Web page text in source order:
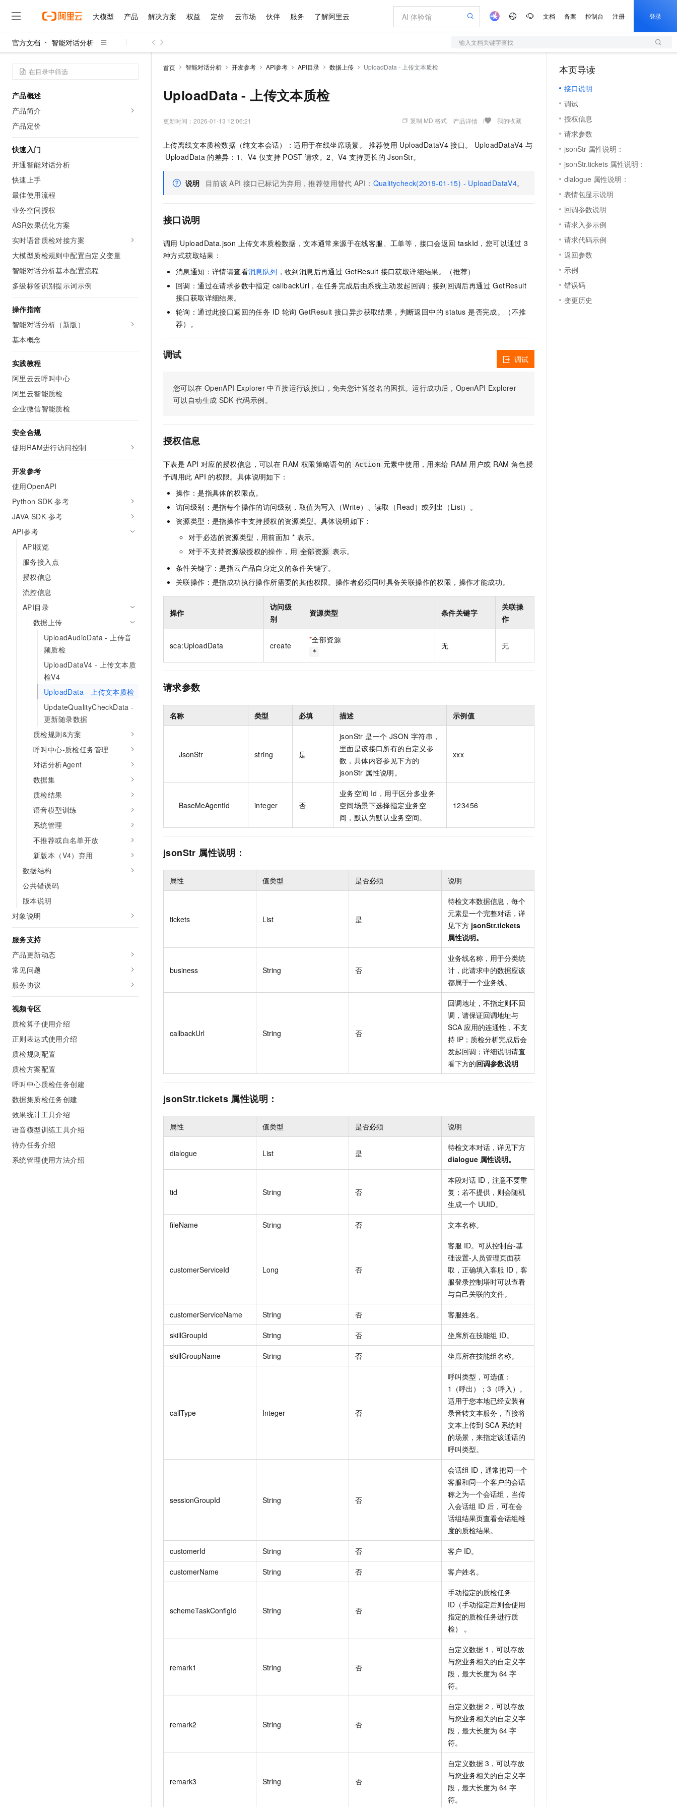
大模型 产品 解决方案 权益 定价 云市场 伙伴 服务 了解阿里云 文档 备案 控制台 注册 登录
官方文档 智能对话分析 输入文档关键字查找
产品概述
产品简介
产品定价
快速入门
开通智能对话分析
快速上手
最佳使用流程
业务空间授权
ASR效果优化方案
实时语音质检对接方案
大模型质检规则中配置自定义变量
智能对话分析基本配置流程
多级标签识别提示词示例
操作指南
智能对话分析（新版）
基本概念
实践教程
阿里云云呼叫中心
阿里云智能质检
企业微信智能质检
安全合规
使用RAM进行访问控制
开发参考
使用OpenAPI
Python SDK 参考
JAVA SDK 参考
API参考
API概览
服务接入点
授权信息
流控信息
API目录
数据上传
UploadAudioData - 上传音
频质检
UploadDataV4 - 上传文本质
检V4
UploadData - 上传文本质检
UpdateQualityCheckData -
更新随录数据
质检规则&方案
呼叫中心-质检任务管理
对话分析Agent
数据集
质检结果
语音模型训练
系统管理
不推荐或白名单开放
新版本（V4）弃用
数据结构
公共错误码
版本说明
对象说明
服务支持
产品更新动态
常见问题
服务协议
视频专区
质检算子使用介绍
正则表达式使用介绍
质检规则配置
质检方案配置
呼叫中心质检任务创建
数据集质检任务创建
效果统计工具介绍
语音模型训练工具介绍
待办任务介绍
系统管理使用方法介绍
首页 智能对话分析 开发参考 API参考 API目录 数据上传 UploadData - 上传文本质检
UploadData - 上传文本质检
更新时间： 2026-01-13 12:06:21 复制 MD 格式 产品详情 我的收藏
上传离线文本质检数据（纯文本会话）：适用于在线坐席场景。 推荐使用 UploadDataV4 接口。 UploadDataV4 与
UploadData 的差异：1、V4 仅支持 POST 请求。2、V4 支持更长的 JsonStr。
说明 目前该 API 接口已标记为弃用，推荐使用替代 API： Qualitycheck(2019-01-15) - UploadDataV4。
接口说明
调用 UploadData.json 上传文本质检数据，文本通常来源于在线客服、工单等，接口会返回 taskId，您可以通过 3
种方式获取结果：
消息通知：详情请查看消息队列 ，收到消息后再通过 GetResult 接口获取详细结果。（推荐）
回调：通过在请求参数中指定 callbackUrl，在任务完成后由系统主动发起回调；接到回调后再通过 GetResult
接口获取详细结果。
轮询：通过此接口返回的任务 ID 轮询 GetResult 接口异步获取结果，判断返回中的 status 是否完成。（不推
荐）。
调试
您可以在 OpenAPI Explorer 中直接运行该接口，免去您计算签名的困扰。运行成功后，OpenAPI Explorer
可以自动生成 SDK 代码示例。
调试
授权信息
下表是 API 对应的授权信息，可以在 RAM 权限策略语句的 Action 元素中使用，用来给 RAM 用户或 RAM 角色授
予调用此 API 的权限。具体说明如下：
操作：是指具体的权限点。
访问级别：是指每个操作的访问级别，取值为写入（Write）、读取（Read）或列出（List）。
资源类型：是指操作中支持授权的资源类型。具体说明如下：
对于必选的资源类型，用前面加 * 表示。
对于不支持资源级授权的操作，用 全部资源 表示。
条件关键字：是指云产品自身定义的条件关键字。
关联操作：是指成功执行操作所需要的其他权限。操作者必须同时具备关联操作的权限，操作才能成功。
操作
访问级
别
资源类型 条件关键字
关联操
作
sca:UploadData create
*全部资源
*
无 无
请求参数
名称 类型 必填 描述 示例值
JsonStr string 是
jsonStr 是一个 JSON 字符串，
里面是该接口所有的自定义参
数，具体内容参见下方的
jsonStr 属性说明。
xxx
BaseMeAgentId integer 否
业务空间 Id，用于区分多业务
空间场景下选择指定业务空
间，默认为默认业务空间。
123456
jsonStr 属性说明：
属性 值类型 是否必须 说明
tickets List 是
待检文本数据信息，每个
元素是一个完整对话，详
见下方 jsonStr.tickets
属性说明。
business String 否
业务线名称，用于分类统
计，此请求中的数据应该
都属于一个业务线。
callbackUrl String 否
回调地址，不指定则不回
调，请保证回调地址与
SCA 应用的连通性，不支
持 IP；质检分析完成后会
发起回调；详细说明请查
看下方的回调参数说明
jsonStr.tickets 属性说明：
属性 值类型 是否必须 说明
dialogue List 是
待检文本对话，详见下方
dialogue 属性说明。
tid String 否
本段对话 ID，注意不要重
复；若不提供，则会随机
生成一个 UUID。
fileName String 否 文本名称。
customerServiceId Long 否
客服 ID。可从控制台-基
础设置-人员管理页面获
取，正确填入客服 ID，客
服登录控制塔时可以查看
与自己关联的文件。
customerServiceName String 否 客服姓名。
skillGroupId String 否 坐席所在技能组 ID。
skillGroupName String 否 坐席所在技能组名称。
callType Integer 否
呼叫类型，可选值：
1（呼出）；3（呼入）。
适用于您本地已经安装有
录音转文本服务，直接将
文本上传到 SCA 系统时
的场景，来指定该通话的
呼叫类型。
sessionGroupId String 否
会话组 ID，通常把同一个
客服和同一个客户的会话
称之为一个会话组，当传
入会话组 ID 后，可在会
话组结果页查看会话组维
度的质检结果。
customerId String 否 客户 ID。
customerName String 否 客户姓名。
schemeTaskConfigId String 否
手动指定的质检任务
ID（手动指定后则会使用
指定的质检任务进行质
检） 。
remark1 String 否
自定义数据 1，可以存放
与您业务相关的自定义字
段，最大长度为 64 字
符。
remark2 String 否
自定义数据 2，可以存放
与您业务相关的自定义字
段，最大长度为 64 字
符。
remark3 String 否
自定义数据 3，可以存放
与您业务相关的自定义字
段，最大长度为 64 字
符。
本页导读
接口说明
调试
授权信息
请求参数
jsonStr 属性说明：
jsonStr.tickets 属性说明：
dialogue 属性说明：
表情包显示说明
回调参数说明
请求入参示例
请求代码示例
返回参数
示例
错误码
变更历史
大模型
千问AI平台 大模型服务平台百炼
Qwen3.8-Max HOT
Qwen3.7-Plus
Qwen3-VL-Plus
Kimi-K3 NEW
Deepseek-v4-pro HappyHorse-1.1-I2V
语音识别与合成
Qwen3-TTS-Flash
大模型服务
千问AI平台-Token Plan NEW
千问AI平台-模型体验
Happy 系列大模型
AI 应用构建
大模型服务平台百炼-应用模版
大模型原生应用
Qoder HOT 千问办公 NEW
一站式AI生产力平台
大模型解决方案
在企业官网、通讯软件中为客户提供 AI 客服 多种方案随心选，轻松解锁专属 DeepSeek 通过自然语言交互简化开发流程,全栈开发支持
产品
精选产品
计算
容器
存储
网络与CDN
安全
中间件
媒体服务
企业服务与云通信
域名与网站
终端用户计算
迁移与运维管理
精选产品
多元化、高性能、安全可靠的大模型服务
无影云电脑
随时随地安全接入的云上超级电脑
云解析DNS
覆盖公网/内网、递归/权威、移动APP等全场景解析服务
面向分析的企业级SaaS模式云数据仓库
提供智能易用的域名与建站服务
人工智能平台 PAI 大模型
一站式AI开发、训练和推理服务
基于千问大模型等，支持代码智能生成、研发智能问答
全托管，含MySQL、PostgreSQL、SQL Server、MariaDB多引擎
Qoder
面向真实软件的智能体编程平台
轻量应用服务器
数字证书管理服务（原SSL证书）
实现全站HTTPS，呈现可信的WEB访问
短信服务
大数据开发治理平台 DataWorks
解决方案
精选解决方案
互联网应用开发
大数据
现代化应用
安全
网络
可观测
上云与迁云
政企业务
精选解决方案
Hermes Agent，打造自进化智能体
自主进化，持久记忆，越用越聪明
快速拥有专属 OpenClaw
让AI从“聊天伙伴”进化为能干活的“数字员工”
5 分钟轻松部署专属 QwenPaw HOT
从聊天伙伴进化为能主动干活的本地数字员工
安装技能 GStack，拥有专属 AI 工程团队
一键购买专属联机服务器，轻松开启游戏
高效搭建 AI 智能体与工作流应用
以可视化方式快速构建移动和 PC 门户网站
Agency Agents：拥有专属领域专家
HappyHorse 打造一站式影视创作平台
漫剧工坊：一站式动画创作平台
快速生产连贯的高质量长漫剧
10 分钟搭建微信、支付宝小程序
高效部署网站，快速应用到小程序
权益 普惠上云
云服务器38元/年起，超值低价云产品抢先购
推荐新用户得奖励，单订单最高返9万
云工开物
高校专属算力普惠，学生认证享300元代金券
免费试用
最高领取价值200元试用点，立即开启云上创新
1亿+ 大模型 tokens 和 30+ 款产品免费体验
产品新客免费试用，最长12个月
大模型ACA认证体验
助力企业全员 AI 认知与能力提升
AI 特惠
至高享 1亿+免费 tokens，加速 Al 应用落地
Token Plan 模型订阅计划 NEW
Qwen3.8-Max 首发尝鲜，限时加量 10 倍，夜间低至2折
你的AI工作搭子，覆盖日常办公高频场景
夜间 5 折，Qwen/Meoo/TokenPlan 客户专享
AI 场景体验
从图文生成到视频创作，一键激活电商全链路生产力
AI 广告创作
图文、视频一站生成，高效打造优质广告素材
0 代码专业建站，无忧落地极速上线
AI智能应用，一键激活高效办公新体验
自动承接线索、识别商机，让客服更高效、服务更出色。
AI 活动
AI 生产力先锋
先锋实践拓展 AI 生产力的边界
飞天发布时刻
所见，即是所愿
AI 实训营
从基础到进阶，Agent 创客手把手教你
创新加速
覆盖90%+业务场景，专享组合折扣价
精选AI产品，从模型到应用全链提效
AI 用量加速计划
新老同享，达量后返
定价 产品定价
了解云产品的定价详情
云上成本管理
管理和优化成本
价格计算器
自助选配和估算价格
价格优势
配置报价器
阿里云 OPC 创新助力计划
Token 补贴，五大权
益加速 OPC 成功
云市场 精选商城
多端小程序
观测云
Tuya 物联网平台阿里云版
蓝凌 OA
畅捷通
Tableau 订阅
AI空中课堂在线直播课堂（旗舰版）
生态解决方案
行业生态解决方案
开发者生态解决方案
数据与 API
手机三要素
OCR 文字识别
天气预报查询
CRM
OA 办公系统
财税管理
基础软件
JAVA
操作系统
Red Hat
建站小程序
模板建站
专业服务
公司注册
上云迁移
代维服务
SSL 证书
堡垒机
防火墙
主机安全
伙伴 成为销售伙伴
咨询伙伴
销售伙伴合作计划
无影生态合作计划
Salesforce On Alibaba Cloud
Consulting Partner 合作计划
成为产品伙伴
产品生态伙伴
产品伙伴合作计划
云网络合作计划
计划
服务伙伴合作计划
Al MaaS 服务伙伴赋能合作
伙伴信用分合作计划
更多支持
合作伙伴培训与认证
查询合作伙伴
登录合作伙伴管理后台
服务 售前咨询
售后服务
自助服务
在线服务
工单服务
短信专区
企业增值服务
专家技术服务
企业成长
服务实践
创新中心
阿里云认证
信息公告
官网公告
健康状态
开发者社区
镜像站
我要反馈
我要建议
我要投诉
了解阿里云 为什么选择阿里云
技术领先
分析师报告
研究报告与白皮书
天池大赛
AI 算法大赛
入门学习赛
最佳实践
云上奥运之旅
看见新力量
客户案例
市场活动
魔搭 ModelScope
魔搭 ModelScope
科研合作
加入我们
校园招聘